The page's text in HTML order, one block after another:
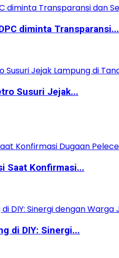
diminta Transparansi...
Susuri Jejak...
Saat Konfirmasi...
di DIY: Sinergi...